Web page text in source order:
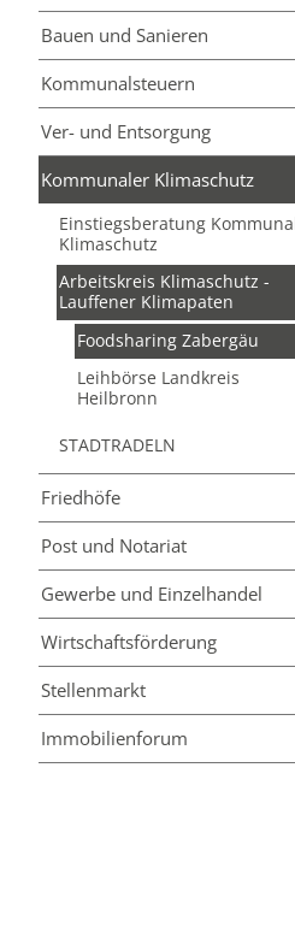
Bauen und Sanieren
Kommunal­steuern
Ver- und Entsorgung
Kommunaler Klimaschutz
Einstiegsberatung
Klimaschutz
Arbeitskreis Klimaschutz -
Lauffener Klimapaten
Foodsharing Zabergäu
Leihbörse Landkreis
Heilbronn
STADTRADELN
Friedhöfe
Post und Notariat
Gewerbe und Einzelhandel
Wirtschafts­förderung
Stellenmarkt
Immobilienforum